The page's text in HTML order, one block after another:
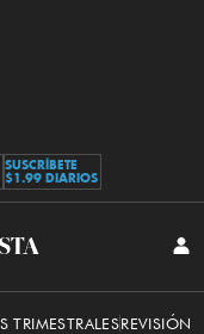
SUSCRÍBETE
$1.99 DIARIOS
TRIMESTRALESREVISIÓN